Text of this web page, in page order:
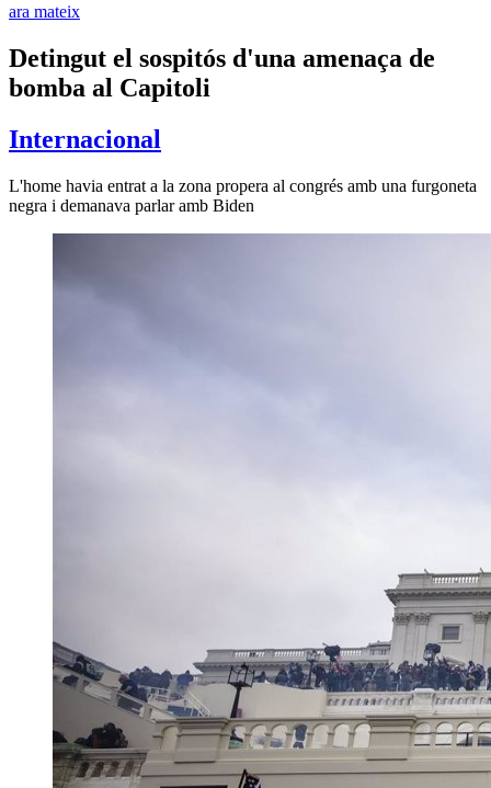
ara mateix
Detingut el sospitós d'una amenaça de
bomba al Capitoli
Internacional
L'home havia entrat a la zona propera al congrés amb una furgoneta
negra i demanava parlar amb Biden